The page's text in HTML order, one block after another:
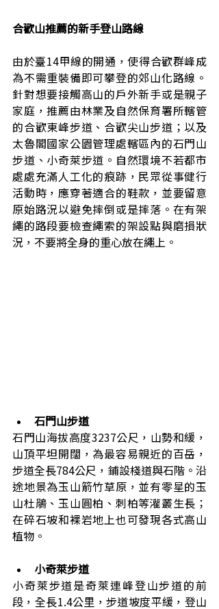
合歡山推薦的新手登山路線
由於臺14甲線的開通，使得合歡群峰成
為不需重裝備即可攀登的郊山化路線。
針對想要接觸高山的戶外新手或是親子
家庭，推薦由林業及自然保育署所轄管
的合歡東峰步道、合歡尖山步道；以及
太魯閣國家公園管理處轄區內的石門山
步道、小奇萊步道。自然環境不若都市
處處充滿人工化的痕跡，民眾從事健行
活動時，應穿著適合的鞋款，並要留意
原始路況以避免摔倒或是摔落。在有架
繩的路段要檢查繩索的架設點與磨損狀
況，不要將全身的重心放在繩上。
石門山步道
石門山海拔高度3237公尺，山勢和緩，
山頂平坦開闊，為最容易親近的百岳，
步道全長784公尺，鋪設棧道與石階。沿
途地景為玉山箭竹草原，並有零星的玉
山杜鵑、玉山圓柏、刺柏等灌叢生長；
在碎石坡和裸岩地上也可發現各式高山
植物。
小奇萊步道
小奇萊步道是奇萊連峰登山步道的前
段，全長1.4公里，步道坡度平緩，登山